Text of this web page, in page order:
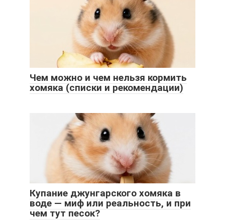
Чем можно и чем нельзя кормить
хомяка (списки и рекомендации)
Купание джунгарского хомяка в
воде — миф или реальность, и при
чем тут песок?